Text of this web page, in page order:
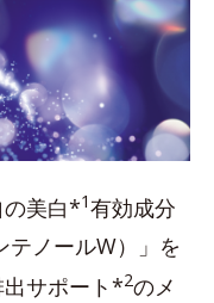
の美白*1有効成分
テノールW）」を
サポート*2のメ